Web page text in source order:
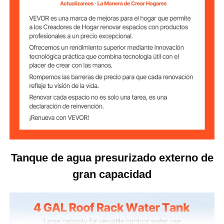
Dimensiones del
32,3 x 7,5 x 5,3 pulgadas /
Tanque de agua presurizado externo de
gran capacidad